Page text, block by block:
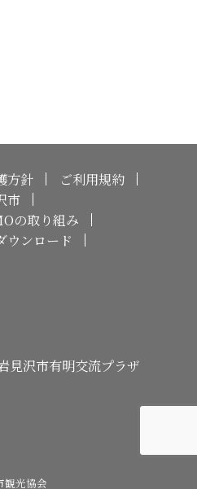
方針
ご利用規約
市
の取り組み
ンロード
見沢市有明交流プラザ
光協会